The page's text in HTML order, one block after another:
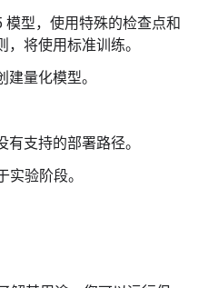
模型，使用特殊的检查点和
将使用标准训练。
量化模型。
支持的部署路径。
实验阶段。